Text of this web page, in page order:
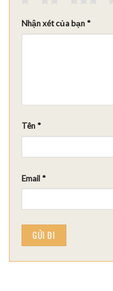
Nhận xét của bạn *
Tên *
Email *